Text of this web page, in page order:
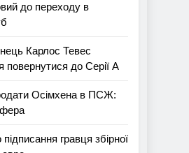
до переходу в
Карлос Тевес
повернутися до Серії А
Осімхена в ПСЖ:
гравця збірної